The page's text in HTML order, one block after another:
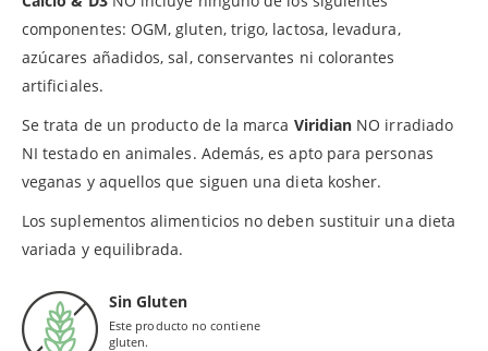
componentes: OGM, gluten, trigo, lactosa, levadura,
azúcares añadidos, sal, conservantes ni colorantes
artificiales.
Se trata de un producto de la marca Viridian NO irradiado
NI testado en animales. Además, es apto para personas
veganas y aquellos que siguen una dieta kosher.
Los suplementos alimenticios no deben sustituir una dieta
variada y equilibrada.
Sin Gluten
Este producto no contiene
gluten.